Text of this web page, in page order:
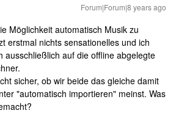
Forum|Forum|8 years ago
Möglichkeit automatisch Musik zu
erstmal nichts sensationelles und ich
ausschließlich auf die offline abgelegte
sicher, ob wir beide das gleiche damit
"automatisch importieren" meinst. Was